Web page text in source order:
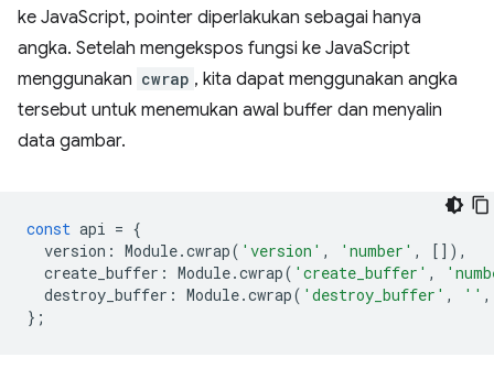
ke JavaScript, pointer diperlakukan sebagai hanya
angka. Setelah mengekspos fungsi ke JavaScript
menggunakan cwrap , kita dapat menggunakan angka
tersebut untuk menemukan awal buffer dan menyalin
data gambar.
const api = {
version : Module.cwrap( 'version' , 'number' ,
[]),
create_buffer : Module.cwrap( 'create_buffer' ,
destroy_buffer : Module.cwrap( 'destroy_buffer' , '' ,
};